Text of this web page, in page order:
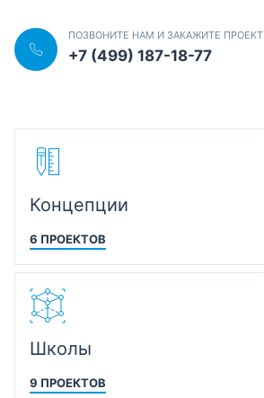
ПОЗВОНИТЕ НАМ И ЗАКАЖИТЕ ПРОЕКТ
+7 (499) 187-18-77
Концепции
6 ПРОЕКТОВ
Школы
9 ПРОЕКТОВ